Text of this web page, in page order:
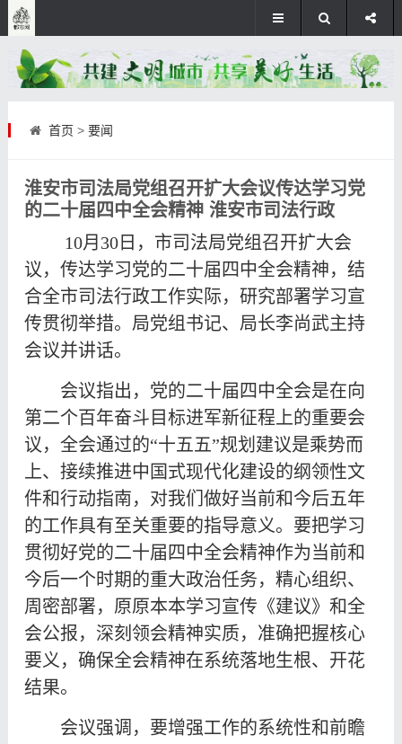
首页 > 要闻
淮安市司法局党组召开扩大会议传达学习党
的二十届四中全会精神 淮安市司法行政
10月30日，市司法局党组召开扩大会
议，传达学习党的二十届四中全会精神，结
合全市司法行政工作实际，研究部署学习宣
传贯彻举措。局党组书记、局长李尚武主持
会议并讲话。
会议指出，党的二十届四中全会是在向
第二个百年奋斗目标进军新征程上的重要会
议，全会通过的“十五五”规划建议是乘势而
上、接续推进中国式现代化建设的纲领性文
件和行动指南，对我们做好当前和今后五年
的工作具有至关重要的指导意义。要把学习
贯彻好党的二十届四中全会精神作为当前和
今后一个时期的重大政治任务，精心组织、
周密部署，原原本本学习宣传《建议》和全
会公报，深刻领会精神实质，准确把握核心
要义，确保全会精神在系统落地生根、开花
结果。
会议强调，要增强工作的系统性和前瞻